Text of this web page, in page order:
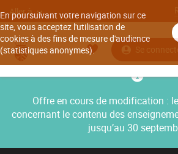
En poursuivant votre navigation sur ce
site, vous acceptez l'utilisation de
cookies à des fins de mesure d'audience
(statistiques anonymes).
Aller à
Se
Offre en cours de modification :
concernant le contenu des
jusqu’au 30